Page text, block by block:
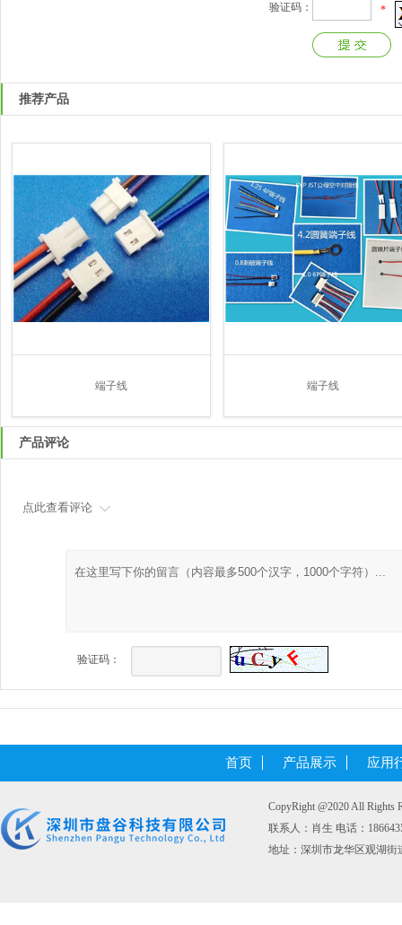
验证码：
*
推荐产品
端子线 端子线
产品评论
点此查看评论
验证码：
首页 产品展示 应用
CopyRight @2020 All
联系人：肖生 电话：
地址：深圳市龙华区观湖